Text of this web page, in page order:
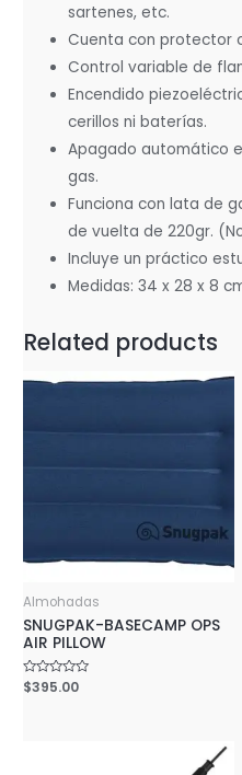
sartenes, etc.
Cuenta con protector
Control variable de
Encendido
cerillos ni baterías.
Apagado automático
gas.
Funciona con lata de
de vuelta de 220gr.
Incluye un práctico
Medidas: 34 x 28 x 8
Related products
Almohadas
SNUGPAK-BASECAMP OPS
AIR PILLOW
Rated
0
$395.00